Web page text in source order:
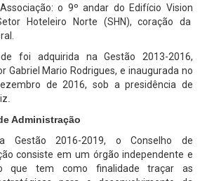
o 9º andar do Edifício Vision
Hoteleiro Norte (SHN), coração da
foi adquirida na Gestão 2013-2016,
Gabriel Mario Rodrigues, e inaugurada no
de 2016, sob a presidência de
Administração
Gestão 2016-2019, oConselho de
consiste em um órgão independente e
que tem como finalidade traçar as